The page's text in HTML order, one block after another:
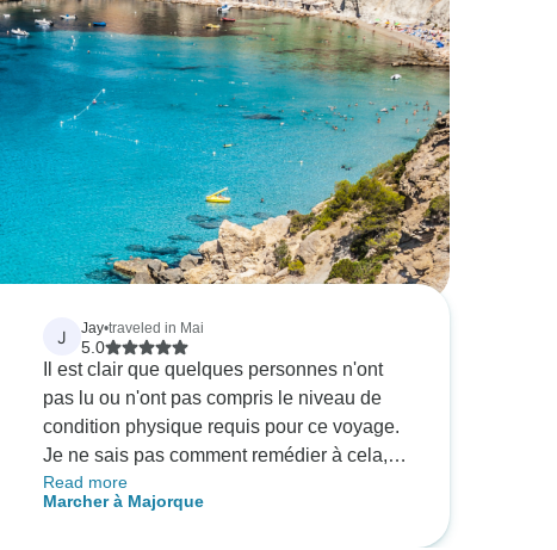
J Jay•traveled in Mai
5.0
Il est clair que quelques personnes n'ont
pas lu ou n'ont pas compris le niveau de
condition physique requis pour ce voyage.
Je ne sais pas comment remédier à cela,
mais il est clair que certaines personnes
n'ont pas lu les notes de voyage !
Read more
Marcher à Majorque